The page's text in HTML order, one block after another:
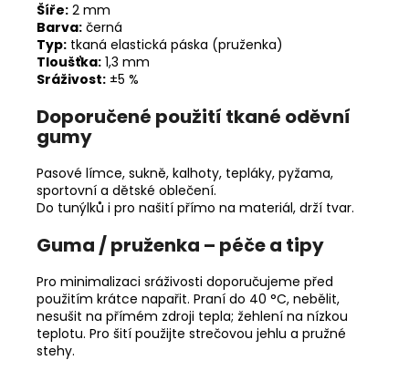
Šíře: 2 mm
Barva: černá
Typ: tkaná elastická páska (pruženka)
Tloušťka: 1,3 mm
Sráživost: ±5 %
Doporučené použití tkané oděvní
gumy
Pasové límce, sukně, kalhoty, tepláky, pyžama,
sportovní a dětské oblečení.
Do tunýlků i pro našití přímo na materiál, drží tvar.
Guma / pruženka – péče a tipy
Pro minimalizaci sráživosti doporučujeme před
použitím krátce napařit. Praní do 40 °C, nebělit,
nesušit na přímém zdroji tepla; žehlení na nízkou
teplotu. Pro šití použijte strečovou jehlu a pružné
stehy.